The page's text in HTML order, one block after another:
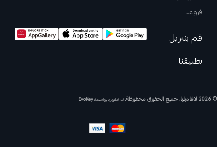
فروعنا
قم بتنزيل
تطبيقنا
© 2026 لافاميليا, جميع الحقوق محفوظة. تم تطويره بواسطةEvoKey